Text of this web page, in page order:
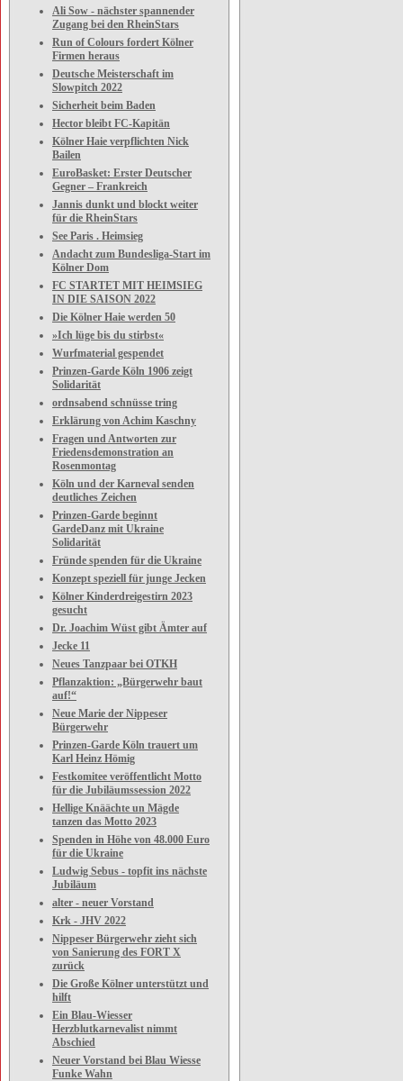
Ali Sow - nächster spannender
Zugang bei den RheinStars
Run of Colours fordert Kölner
Firmen heraus
Deutsche Meisterschaft im
Slowpitch 2022
Sicherheit beim Baden
Hector bleibt FC-Kapitän
Kölner Haie verpflichten Nick
Bailen
EuroBasket: Erster Deutscher
Gegner – Frankreich
Jannis dunkt und blockt weiter
für die RheinStars
See Paris . Heimsieg
Andacht zum Bundesliga-Start im
Kölner Dom
FC STARTET MIT HEIMSIEG
IN DIE SAISON 2022
Die Kölner Haie werden 50
»Ich lüge bis du stirbst«
Wurfmaterial gespendet
Prinzen-Garde Köln 1906 zeigt
Solidarität
ordnsabend schnüsse tring
Erklärung von Achim Kaschny
Fragen und Antworten zur
Friedensdemonstration an
Rosenmontag
Köln und der Karneval senden
deutliches Zeichen
Prinzen-Garde beginnt
GardeDanz mit Ukraine
Solidarität
Fründe spenden für die Ukraine
Konzept speziell für junge Jecken
Kölner Kinderdreigestirn 2023
gesucht
Dr. Joachim Wüst gibt Ämter auf
Jecke 11
Neues Tanzpaar bei OTKH
Pflanzaktion: „Bürgerwehr baut
auf!“
Neue Marie der Nippeser
Bürgerwehr
Prinzen-Garde Köln trauert um
Karl Heinz Hömig
Festkomitee veröffentlicht Motto
für die Jubiläumssession 2022
Hellige Knäächte un Mägde
tanzen das Motto 2023
Spenden in Höhe von 48.000 Euro
für die Ukraine
Ludwig Sebus - topfit ins nächste
Jubiläum
alter - neuer Vorstand
Krk - JHV 2022
Nippeser Bürgerwehr zieht sich
von Sanierung des FORT X
zurück
Die Große Kölner unterstützt und
hilft
Ein Blau-Wiesser
Herzblutkarnevalist nimmt
Abschied
Neuer Vorstand bei Blau Wiesse
Funke Wahn